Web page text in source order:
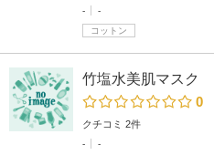
-
-
コットン
竹塩水美肌マスク
0
クチコミ 2件
-
-